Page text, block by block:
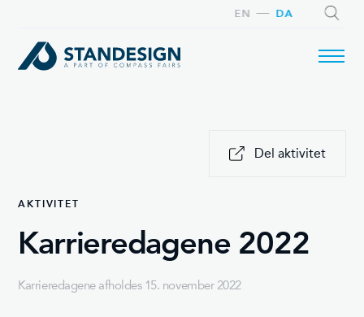
DA
EN
AKTIVITET
Karrieredagene 2022
Karrieredagene afholdes 15. november 2022
Del aktivitet